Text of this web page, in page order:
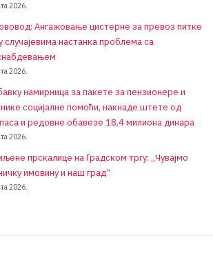
2026.
Ангажовање цистерне за превоз питке
случајевима настанка проблема са
2026.
намирница за пакете за пензионере и
социјалне помоћи, накнаде штете од
паса и редовне обавезе 18,4 милиона динара
2026.
прскалице на Градском тргу: „Чувајмо
имовину и наш град“
2026.